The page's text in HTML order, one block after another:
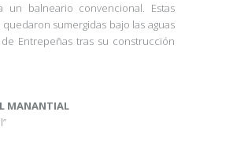
un balneario convencional. Estas
sumergidas bajo las aguas
Entrepeñas tras su construcción
MANANTIAL